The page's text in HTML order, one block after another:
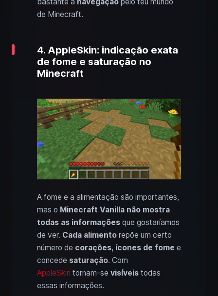
de Minecraft.
4. AppleSkin: indicação exata
de fome e saturação no
Minecraft
A fome e a alimentação são importantes,
mas o Minecraft Vanilla não mostra
todas as informações que gostaríamos
de ver. Cada alimento repõe um certo
número de corações, ícones de fome e
concede saturação. Com
AppleSkin tornam-se visíveis todas
essas informações.